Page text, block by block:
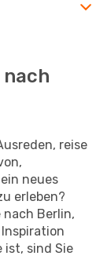
reise
neues
erleben?
nach Berlin,
ist, sind Sie